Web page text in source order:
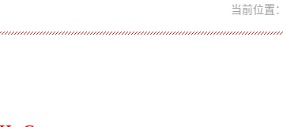
当前位置：